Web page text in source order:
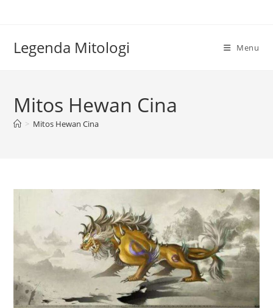
Legenda Mitologi Menu
Mitos Hewan Cina
> Mitos Hewan Cina